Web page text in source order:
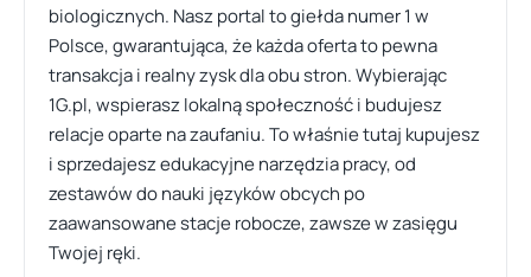
biologicznych. Nasz portal to giełda numer 1 w
Polsce, gwarantująca, że każda oferta to pewna
transakcja i realny zysk dla obu stron. Wybierając
1G.pl, wspierasz lokalną społeczność i budujesz
relacje oparte na zaufaniu. To właśnie tutaj kupujesz
i sprzedajesz edukacyjne narzędzia pracy, od
zestawów do nauki języków obcych po
zaawansowane stacje robocze, zawsze w zasięgu
Twojej ręki.